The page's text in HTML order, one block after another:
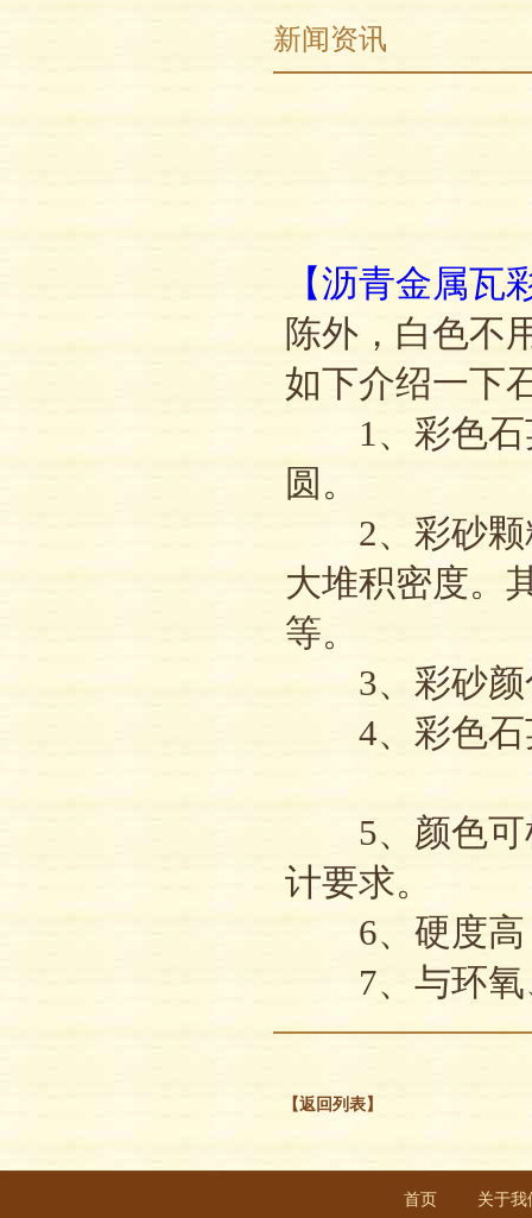
新闻资讯
【沥青金属瓦
陈外，白色不
如下介绍一下
1、彩色石
圆。
2、彩砂颗粒
大堆积密度。
等。
3、彩砂颜色
4、彩色石
5、颜色可根
计要求。
6、硬度高
7、与环氧
【返回列表】
首页 关于我